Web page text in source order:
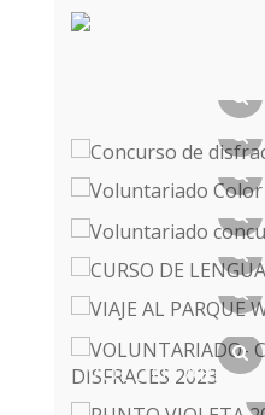
CONCURSO DE
CURSO DE
VIAJE AL